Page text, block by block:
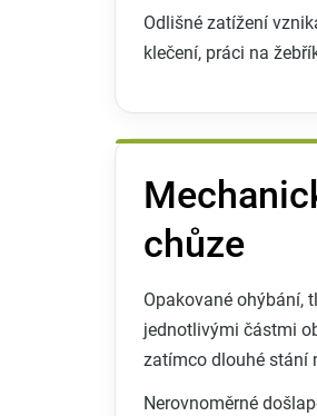
Odlišné zatížení
klečení, práci na
chůze
Opakované ohýbání,
jednotlivými částmi
zatímco dlouhé stání
Nerovnoměrné